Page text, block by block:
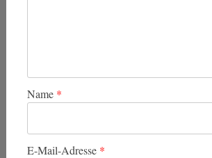
Name *
E-Mail-Adresse *